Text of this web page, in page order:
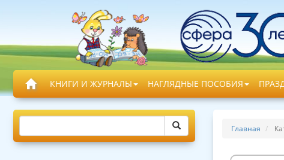
КНИГИ И ЖУРНАЛЫ НАГЛЯДНЫЕ ПОСОБИЯ
Главная